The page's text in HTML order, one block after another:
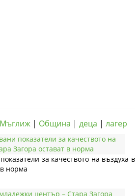
Мъглиж | Община | деца | лагер
за качеството на въздуха в
норма